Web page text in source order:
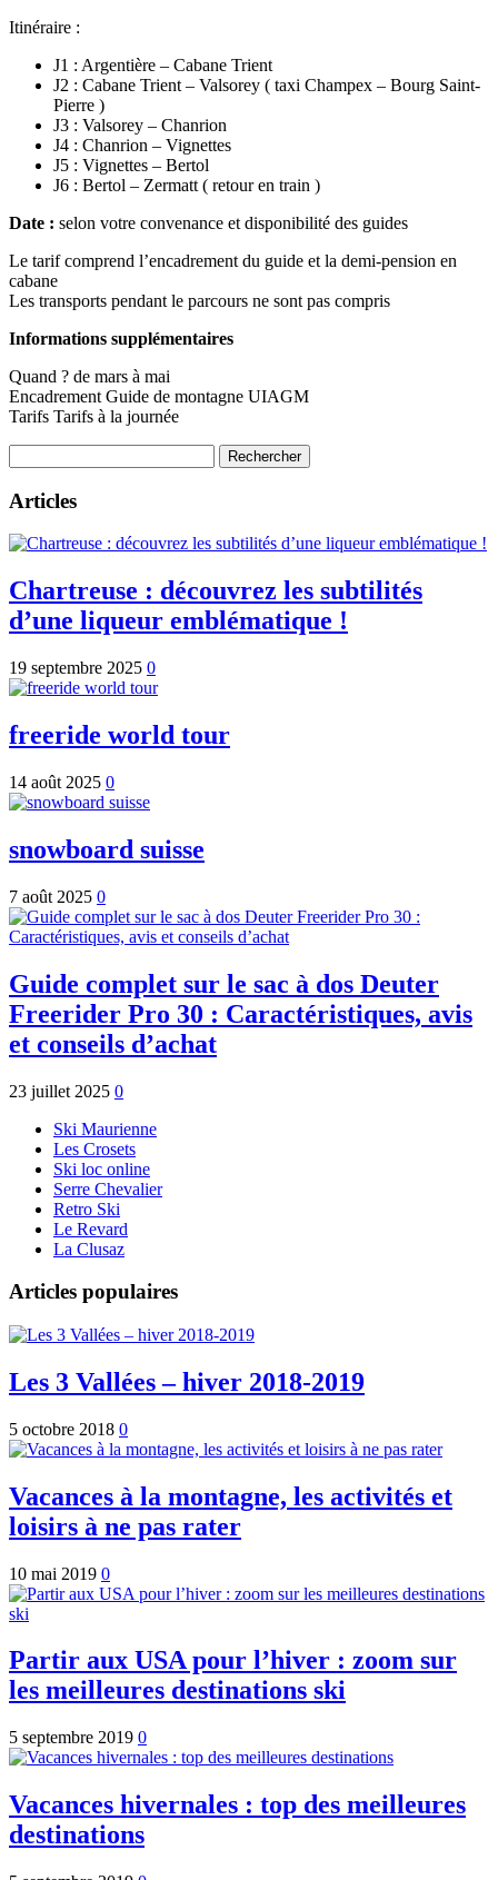
Itinéraire :
J1 : Argentière – Cabane Trient
J2 : Cabane Trient – Valsorey ( taxi Champex – Bourg Saint-
Pierre )
J3 : Valsorey – Chanrion
J4 : Chanrion – Vignettes
J5 : Vignettes – Bertol
J6 : Bertol – Zermatt ( retour en train )
Date : selon votre convenance et disponibilité des guides
Le tarif comprend l’encadrement du guide et la demi-pension en
cabane
Les transports pendant le parcours ne sont pas compris
Informations supplémentaires
Quand ? de mars à mai
Encadrement Guide de montagne UIAGM
Tarifs Tarifs à la journée
Articles
Chartreuse : découvrez les subtilités
d’une liqueur emblématique !
19 septembre 2025 0
freeride world tour
14 août 2025 0
snowboard suisse
7 août 2025 0
Guide complet sur le sac à dos Deuter
Freerider Pro 30 : Caractéristiques, avis
et conseils d’achat
23 juillet 2025 0
Ski Maurienne
Les Crosets
Ski loc online
Serre Chevalier
Retro Ski
Le Revard
La Clusaz
Articles populaires
Les 3 Vallées – hiver 2018-2019
5 octobre 2018 0
Vacances à la montagne, les activités et
loisirs à ne pas rater
10 mai 2019 0
Partir aux USA pour l’hiver : zoom sur
les meilleures destinations ski
5 septembre 2019 0
Vacances hivernales : top des meilleures
destinations